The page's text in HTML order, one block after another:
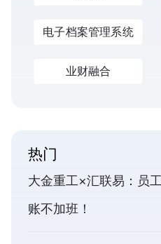
电子档案管理系统
业财融合
热门
大金重工×汇联易：员
账不加班！